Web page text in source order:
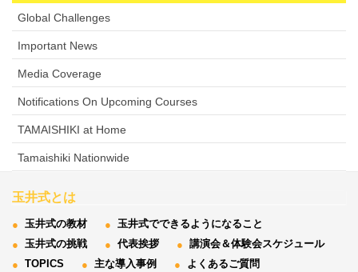
Global Challenges
Important News
Media Coverage
Notifications On Upcoming Courses
TAMAISHIKI at Home
Tamaishiki Nationwide
玉井式とは
玉井式の教材
玉井式でできるようになること
玉井式の挑戦
代表挨拶
講演会＆体験会スケジュール
TOPICS
主な導入事例
よくあるご質問